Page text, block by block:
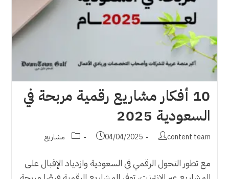
10 أفكار مشاريع رقمية مربحة في
السعودية 2025
Post
content team
Post
04/04/2025
Post
مشاريع
مع تطور التحول الرقمي في السعودية وازدياد الإقبال على